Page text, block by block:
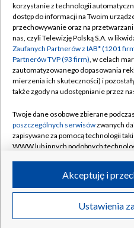
Abonament TVP
Emisja w TVP
Centrum informacji TVP
Naziemna Telewizja
Rada Programowa
System NOS
Informacje o nadawcy
Program dla prasy
Ogłoszenie przetargowe
Polityka
©2026 Telewizja
korzystanie z technologii
dostęp do informacji na Twoim
przechowywanie oraz na
nas, czyli Telewizję Polską S.A. w
Zaufanych Partnerów z IAB* (1201
Partnerów TVP (93 firm), w celach
zautomatyzowanego dopasowania
mierzenia ich skuteczności) i
także zgody na udostępnianie przez
Twoje dane osobowe zbierane
poszczególnych serwisówzwanych
zapisywane za pomocą technologii
WWW lub innych podobnych
ruchu w Internecie.
Twoje dane osobowe zbierane
poszczególnych serwisówna Portalu,
Ustawienia
Akceptuję i